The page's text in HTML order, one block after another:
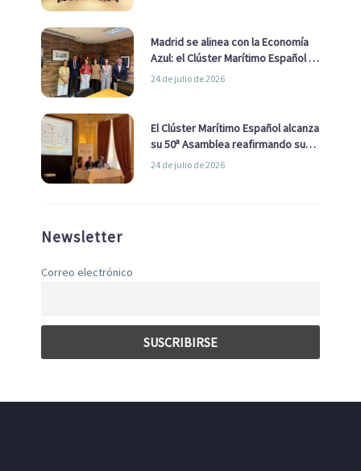
Madrid se alinea con la Economía
Azul: el Clúster Marítimo Español y
la Real Liga Naval avanzan alianzas
24 de julio de 2026
El Clúster Marítimo Español alcanza
su 50ª Asamblea reafirmando su
liderazgo en la Economía Azul
24 de julio de 2026
Newsletter
Correo electrónico